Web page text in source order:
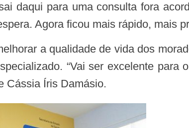
daqui para uma consulta fora
Agora ficou mais rápido, mais
“Vai ser excelente
Cássia Íris Damásio.